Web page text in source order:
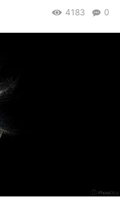
0
4183